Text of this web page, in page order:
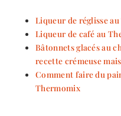
Liqueur de réglisse
Liqueur de café au
Bâtonnets glacés au
recette crémeuse
Comment faire du
Thermomix